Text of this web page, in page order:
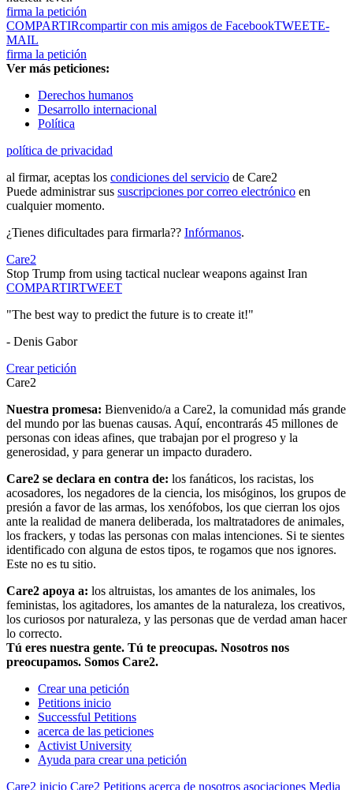
firma la petición
COMPARTIRcompartir con mis amigos de FacebookTWEETE-
MAIL
firma la petición
Ver más peticiones:
Derechos humanos
Desarrollo internacional
Política
política de privacidad
al firmar, aceptas los condiciones del servicio de Care2
Puede administrar sus suscripciones por correo electrónico en
cualquier momento.
¿Tienes dificultades para firmarla?? Infórmanos.
Care2
Stop Trump from using tactical nuclear weapons against Iran
COMPARTIRTWEET
"The best way to predict the future is to create it!"
- Denis Gabor
Crear petición
Care2
Nuestra promesa: Bienvenido/a a Care2, la comunidad más grande
del mundo por las buenas causas. Aquí, encontrarás 45 millones de
personas con ideas afines, que trabajan por el progreso y la
generosidad, y para generar un impacto duradero.
Care2 se declara en contra de: los fanáticos, los racistas, los
acosadores, los negadores de la ciencia, los misóginos, los grupos de
presión a favor de las armas, los xenófobos, los que cierran los ojos
ante la realidad de manera deliberada, los maltratadores de animales,
los frackers, y todas las personas con malas intenciones. Si te sientes
identificado con alguna de estos tipos, te rogamos que nos ignores.
Este no es tu sitio.
Care2 apoya a: los altruistas, los amantes de los animales, los
feministas, los agitadores, los amantes de la naturaleza, los creativos,
los curiosos por naturaleza, y las personas que de verdad aman hacer
lo correcto.
Tú eres nuestra gente. Tú te preocupas. Nosotros nos
preocupamos. Somos Care2.
Crear una petición
Petitions inicio
Successful Petitions
acerca de las peticiones
Activist University
Ayuda para crear una petición
Care2 inicio Care2 Petitions acerca de nosotros asociaciones Media